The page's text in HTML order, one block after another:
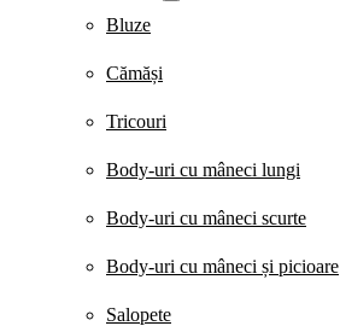
Bluze
Cămăși
Tricouri
Body-uri cu mâneci lungi
Body-uri cu mâneci scurte
Body-uri cu mâneci și picioare
Salopete